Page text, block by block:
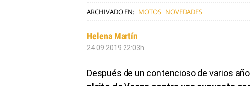
ARCHIVADO EN: MOTOS NOVEDADES
Helena Martín
24.09.2019 22:03h
Después de un contencioso de varios